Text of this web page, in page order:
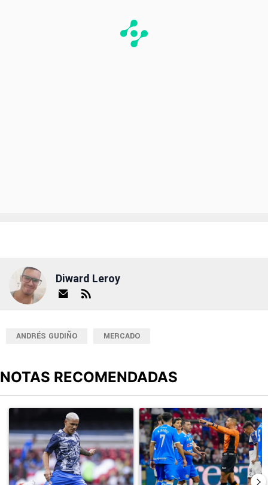
Diward Leroy
ANDRÉS GUDIÑO MERCADO
NOTAS RECOMENDADAS
Un artículo de tendencia con el título "Revelan un detalle clave
Un artículo de tendencia con el